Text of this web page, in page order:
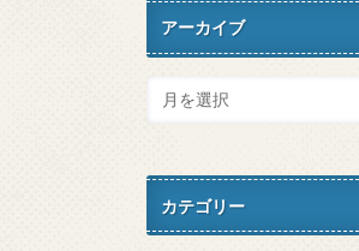
アーカイブ
カテゴリー